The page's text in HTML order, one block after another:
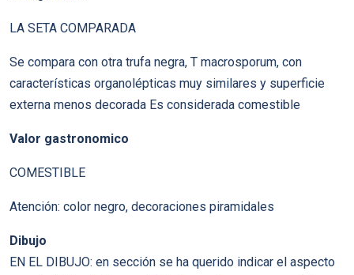
LA SETA COMPARADA
Se compara con otra trufa negra, T macrosporum, con
características organolépticas muy similares y superficie
externa menos decorada Es considerada comestible
Valor gastronomico
COMESTIBLE
Atención: color negro, decoraciones piramidales
Dibujo
EN EL DIBUJO: en sección se ha querido indicar el aspecto